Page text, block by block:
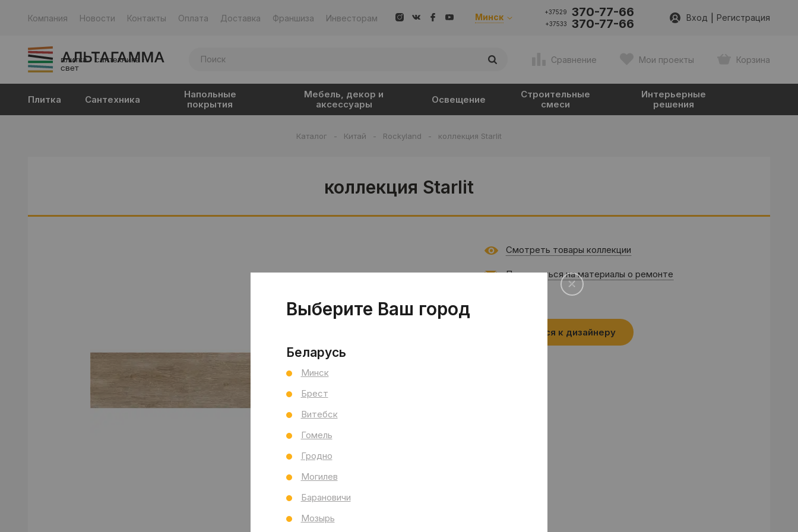
Компания Новости Контакты Оплата Доставка Франшиза Инвесторам Минск +37529 370-77-66
+37533 370-77-66 Вход Регистрация
плитка · сантехника ·
свет
Сравнение Мои проекты Корзина
Плитка Сантехника
Напольные
покрытия
Мебель, декор и
аксессуары
Освещение
Строительные
смеси
Интерьерные
решения
Каталог - Китай - Rockyland - коллекция Starlit
коллекция Starlit
Смотреть товары коллекции
Подписаться на материалы о ремонте
Записаться к дизайнеру
Выберите Ваш город
Беларусь
Минск
Брест
Витебск
Гомель
Гродно
Могилев
Барановичи
Мозырь